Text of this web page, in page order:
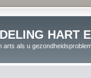
HART
arts als u